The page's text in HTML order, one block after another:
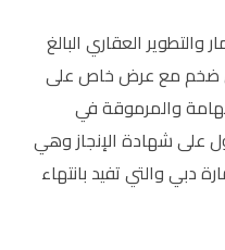
العقاري البالغ
ضخم مع عرض خاص على
والمرموقة في
على شهادة الإنجاز وهي
دبي والتي تفيد بانتهاء